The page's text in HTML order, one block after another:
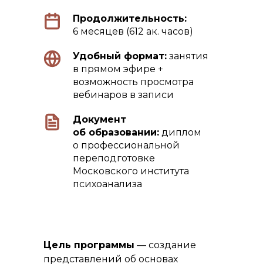
Продолжительность:
6 месяцев (612 ак. часов)
Удобный формат: занятия
в прямом эфире +
возможность просмотра
вебинаров в записи
Документ
об образовании: диплом
о профессиональной
переподготовке
Московского института
психоанализа
Цель программы — создание
представлений об основах